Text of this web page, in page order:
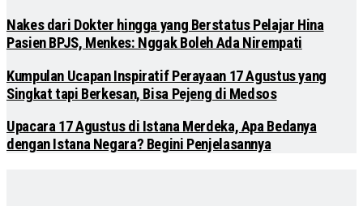
Nakes dari Dokter hingga yang Berstatus Pelajar Hina
Pasien BPJS, Menkes: Nggak Boleh Ada Nirempati
Kumpulan Ucapan Inspiratif Perayaan 17 Agustus yang
Singkat tapi Berkesan, Bisa Pejeng di Medsos
Upacara 17 Agustus di Istana Merdeka, Apa Bedanya
dengan Istana Negara? Begini Penjelasannya